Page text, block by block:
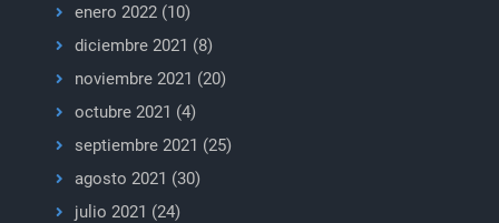
enero 2022(10)
diciembre 2021 (8)
noviembre 2021 (20)
octubre 2021 (4)
septiembre 2021 (25)
agosto 2021 (30)
julio 2021 (24)